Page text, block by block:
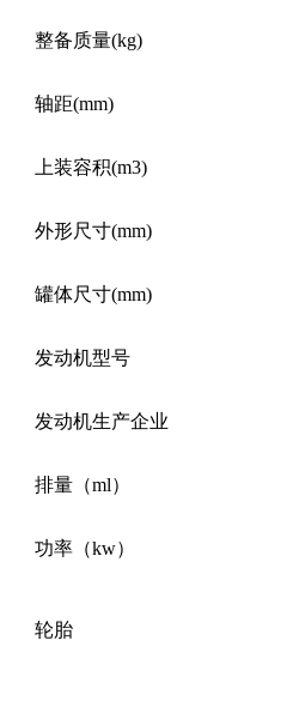
整备质量(kg)
轴距(mm)
上装容积(m3)
外形尺寸(mm)
罐体尺寸(mm)
发动机型号
发动机生产企业
排量（ml）
功率（kw）
轮胎